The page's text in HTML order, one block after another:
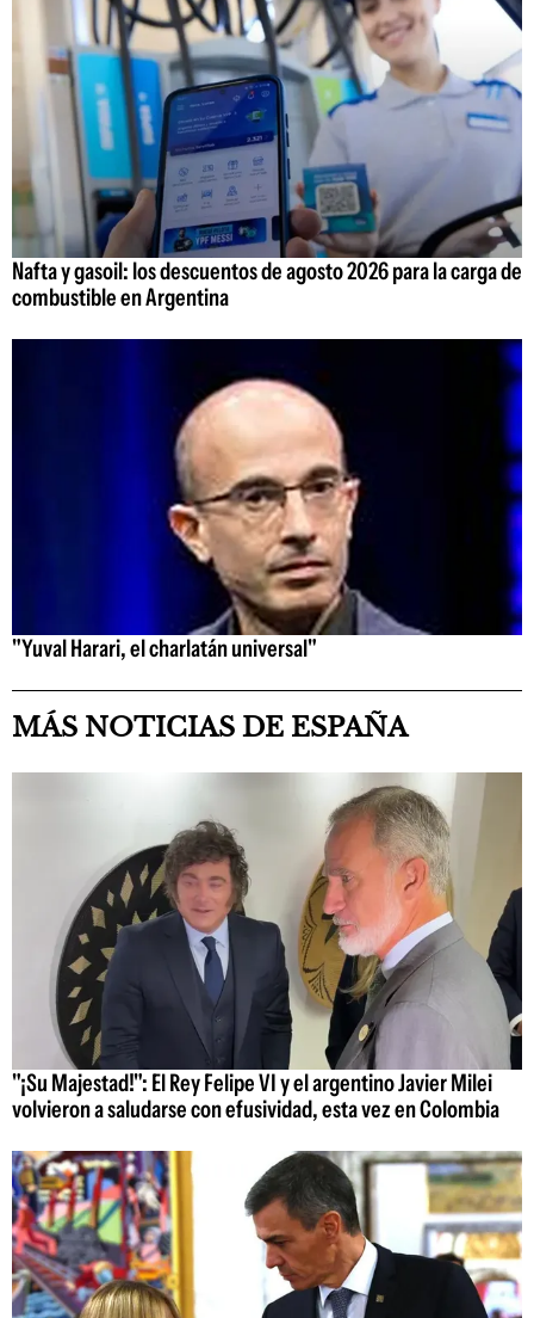
Nafta y gasoil: los descuentos de agosto 2026 para la carga de
combustible en Argentina
"Yuval Harari, el charlatán universal"
MÁS NOTICIAS DE ESPAÑA
"¡Su Majestad!": El Rey Felipe VI y el argentino Javier Milei
volvieron a saludarse con efusividad, esta vez en Colombia